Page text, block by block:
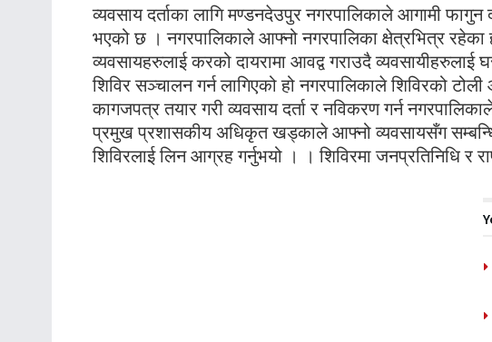
व्यवसाय दर्ताका लागि मण्डनदेउपुर नगरपालिकाले आगामी फागुन
भएको छ । नगरपालिकाले आफ्नो नगरपालिका क्षेत्रभित्र रहेका
व्यवसायहरुलाई करको दायरामा आवद्व गराउदै व्यवसायीहरुलाई
शिविर सञ्चालन गर्न लागिएको हो नगरपालिकाले शिविरको
कागजपत्र तयार गरी व्यवसाय दर्ता र नविकरण गर्न
प्रमुख प्रशासकीय अधिकृत खड्काले आफ्नो व्यवसायसँग
शिविरलाई लिन आग्रह गर्नुभयो । । शिविरमा जनप्रतिनिधि र